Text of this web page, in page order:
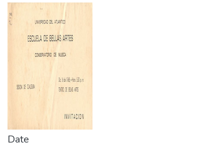
Date